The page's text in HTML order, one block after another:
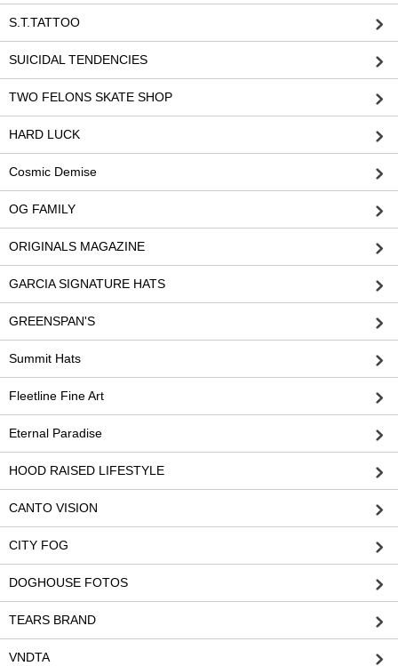
S.T.TATTOO
SUICIDAL TENDENCIES
TWO FELONS SKATE SHOP
HARD LUCK
Cosmic Demise
OG FAMILY
ORIGINALS MAGAZINE
GARCIA SIGNATURE HATS
GREENSPAN'S
Summit Hats
Fleetline Fine Art
Eternal Paradise
HOOD RAISED LIFESTYLE
CANTO VISION
CITY FOG
DOGHOUSE FOTOS
TEARS BRAND
VNDTA